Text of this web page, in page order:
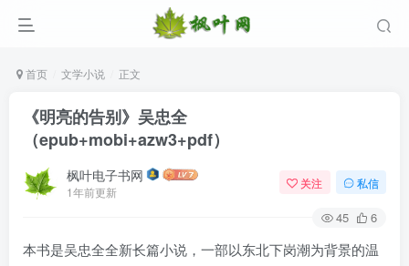
首页 文学小说 正文
《明亮的告别》吴忠全
（epub+mobi+azw3+pdf）
枫叶电子书网
1年前更新
关注 私信
45 6
本书是吴忠全全新长篇小说，一部以东北下岗潮为背景的温